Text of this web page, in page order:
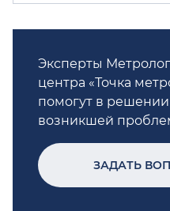
Эксперты
центра «Точка
помогут в решении
возникшей
ЗАДАТЬ